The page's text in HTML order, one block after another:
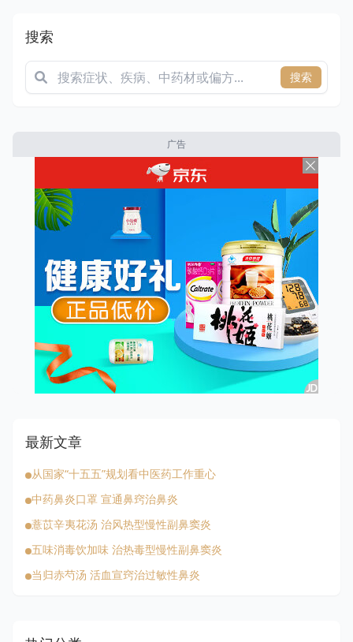
搜索
搜索
广告
最新文章
从国家“十五五”规划看中医药工作重心
中药鼻炎口罩 宣通鼻窍治鼻炎
薏苡辛夷花汤 治风热型慢性副鼻窦炎
五味消毒饮加味 治热毒型慢性副鼻窦炎
当归赤芍汤 活血宣窍治过敏性鼻炎